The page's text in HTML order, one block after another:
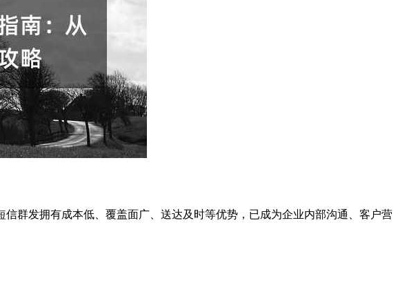
群发拥有成本低、覆盖面广、送达及时等优势，已成为企业内部沟通、客户营